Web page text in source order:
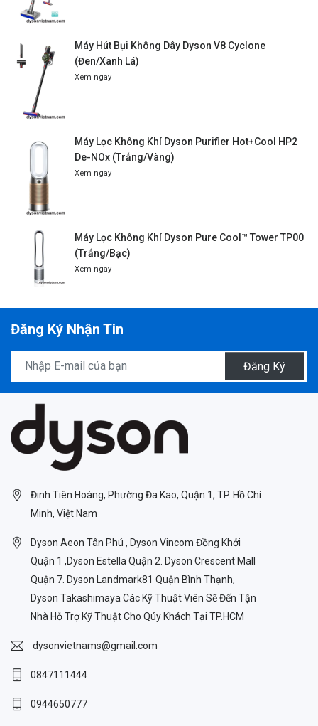
Máy Hút Bụi Không Dây Dyson V8 Cyclone
(Đen/Xanh Lá)
Xem ngay
Máy Lọc Không Khí Dyson Purifier Hot+Cool HP2
De-NOx (Trắng/Vàng)
Xem ngay
Máy Lọc Không Khí Dyson Pure Cool™ Tower TP00
(Trắng/Bạc)
Xem ngay
Đăng Ký Nhận Tin
Đăng Ký
Đinh Tiên Hoàng, Phường Đa Kao, Quận 1, TP. Hồ Chí
Minh, Việt Nam
Dyson Aeon Tân Phú , Dyson Vincom Đồng Khởi
Quận 1 ,Dyson Estella Quận 2. Dyson Crescent Mall
Quận 7. Dyson Landmark81 Quận Bình Thạnh,
Dyson Takashimaya Các Kỹ Thuật Viên Sẽ Đến Tận
Nhà Hỗ Trợ Kỹ Thuật Cho Qúy Khách Tại TP.HCM
dysonvietnams@gmail.com
0847111444
0944650777